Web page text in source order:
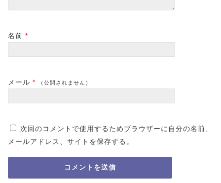
名前 *
メール * （公開されません）
次回のコメントで使用するためブラウザーに自分の名前、
メールアドレス、サイトを保存する。